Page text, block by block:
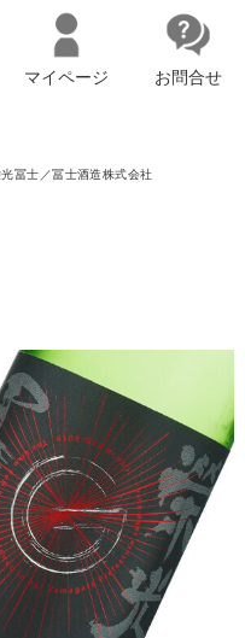
ジへログイン カートをみる
マイページ お問合せ
冨士／冨士酒造株式会社